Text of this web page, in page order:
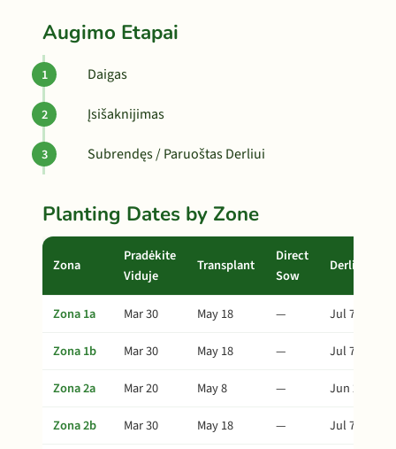
Augimo Etapai
Daigas
Įsišaknijimas
Subrendęs / Paruoštas Derliui
Planting Dates by Zone
Zona
Pradėkite
Viduje
Transplant
Direct
Sow
Derlius
Zona 1a Mar 30 May 18 —
Jul 7
Zona 1b
Mar 30 May 18 —
Jul 7
Zona 2a
Mar 20 May 8 —
Jun 27
Zona 2b
Mar 30 May 18 —
Jul 7